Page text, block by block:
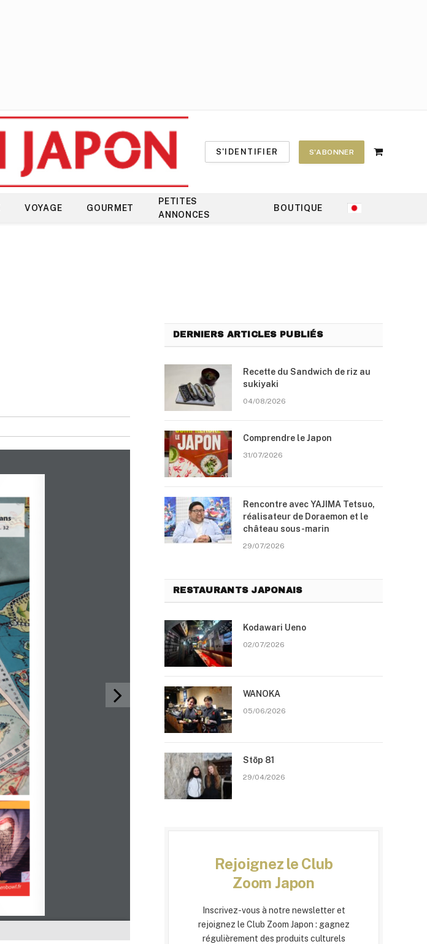
S'IDENTIFIER S'ABONNER
Shopping
VOYAGE GOURMET
PETITES
ANNONCES
BOUTIQUE
DERNIERS ARTICLES PUBLIÉS
Recette du Sandwich de riz au
sukiyaki
04/08/2026
Comprendre le Japon
31/07/2026
Rencontre avec YAJIMA Tetsuo,
réalisateur de Doraemon et le
château sous-marin
29/07/2026
RESTAURANTS JAPONAIS
Kodawari Ueno
02/07/2026
WANOKA
05/06/2026
Stōp 81
29/04/2026
Rejoignez le Club
Zoom Japon
Inscrivez-vous à notre newsletter et
rejoignez le Club Zoom Japon : gagnez
régulièrement des produits culturels